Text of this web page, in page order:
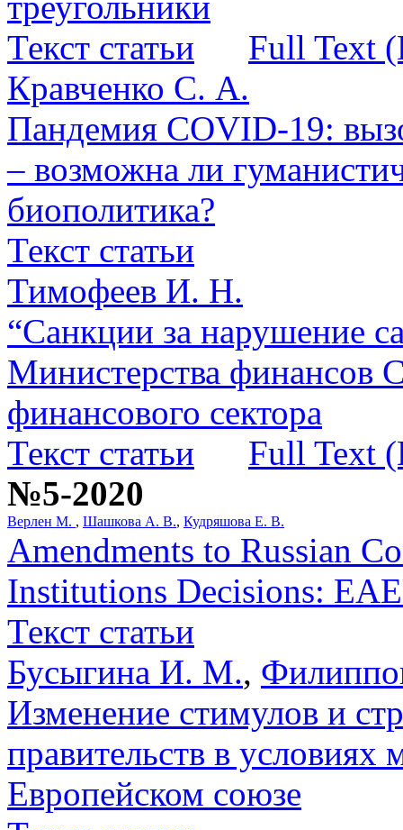
Текст статьи
Full Text
Кравченко С. А.
Пандемия COVID-19:
– возможна ли
биополитика?
Текст статьи
Тимофеев И. Н.
“Санкции за нарушение
Министерства
финансового сектора
Текст статьи
Full Text
№5-2020
Верлен М. , Шашкова А. В., Кудряшова Е. В.
Amendments to Russian
Institutions Decisions:
Текст статьи
Бусыгина И. М.,
Изменение стимулов и
правительств в условиях
Европейском союзе